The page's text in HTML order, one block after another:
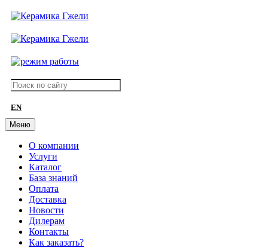
EN
Меню
О компании
Услуги
Каталог
База знаний
Оплата
Доставка
Новости
Дилерам
Контакты
Как заказать?